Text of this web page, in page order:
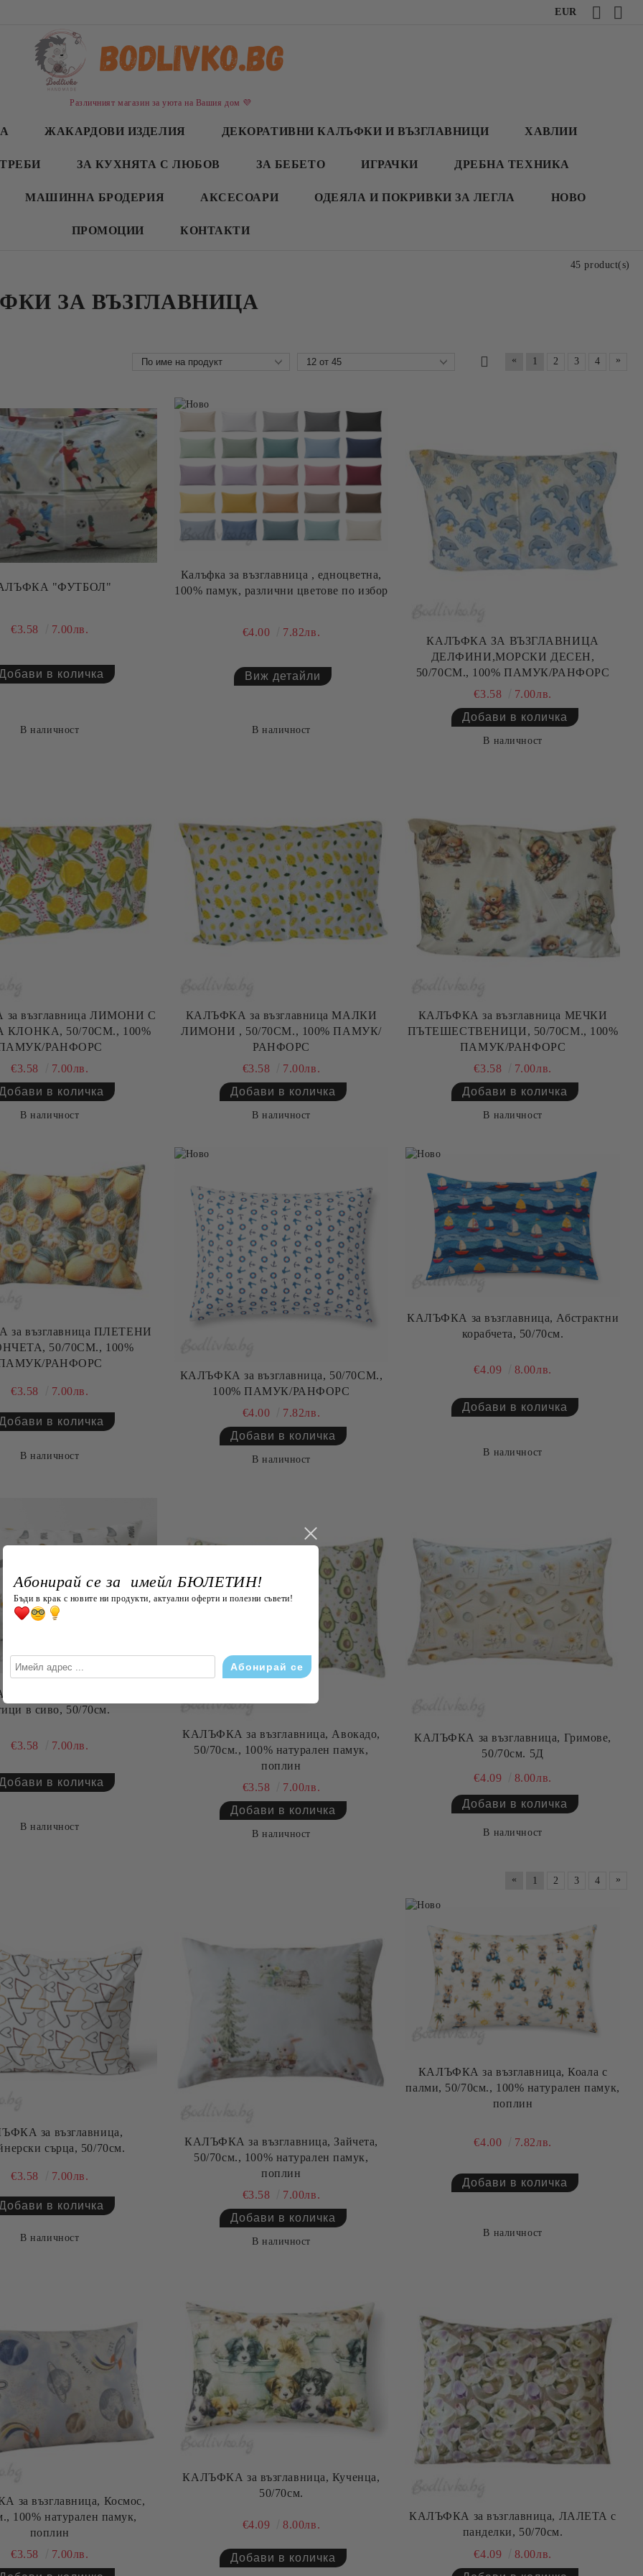
EUR
Различният магазин за уюта на Вашия дом 💜
ЖАКАРДОВИ ИЗДЕЛИЯ ДЕКОРАТИВНИ КАЛЪФКИ И ВЪЗГЛАВНИЦИ ХАВЛИИ
ЗА КУХНЯТА С ЛЮБОВ ЗА БЕБЕТО ИГРАЧКИ ДРЕБНА ТЕХНИКА
МАШИННА БРОДЕРИЯ АКСЕСОАРИ ОДЕЯЛА И ПОКРИВКИ ЗА ЛЕГЛА НОВО
ПРОМОЦИИ КОНТАКТИ
ЗА ВЪЗГЛАВНИЦА
45 product(s)
« 1 2 3 4 »
"ФУТБОЛ"
€3.58 7.00лв.
В наличност
Калъфка за възглавница , едноцветна,
100% памук, различни цветове по избор
€4.00 7.82лв.
Виж детайли
В наличност
КАЛЪФКА ЗА ВЪЗГЛАВНИЦА
ДЕЛФИНИ,МОРСКИ ДЕСЕН,
50/70СМ., 100% ПАМУК/РАНФОРС
€3.58
7.00лв.
В наличност
възглавница ЛИМОНИ С
50/70СМ., 100%
РАНФОРС
€3.58
7.00лв.
В наличност
КАЛЪФКА за възглавница МАЛКИ
ЛИМОНИ , 50/70СМ., 100% ПАМУК/
РАНФОРС
€3.58
7.00лв.
В наличност
КАЛЪФКА за възглавница МЕЧКИ
ПЪТЕШЕСТВЕНИЦИ, 50/70СМ., 100%
ПАМУК/РАНФОРС
€3.58
7.00лв.
В наличност
възглавница ПЛЕТЕНИ
70СМ., 100%
РАНФОРС
€3.58 7.00лв.
В наличност
КАЛЪФКА за възглавница, 50/70СМ.,
100% ПАМУК/РАНФОРС
€4.00
7.82лв.
В наличност
КАЛЪФКА за възглавница, Абстрактни
корабчета, 50/70см.
€4.09 8.00лв.
В наличност
възглавница, Абстрактни
в сиво, 50/70см.
€3.58 7.00лв.
В наличност
КАЛЪФКА за възглавница, Авокадо,
50/70см., 100% натурален памук,
поплин
€3.58
7.00лв.
В наличност
КАЛЪФКА за възглавница, Гримове,
50/70см. 5Д
€4.09 8.00лв.
В наличност
« 1 2 3 4 »
за възглавница,
сърца, 50/70см.
€3.58 7.00лв.
В наличност
КАЛЪФКА за възглавница, Зайчета,
50/70см., 100% натурален памук,
поплин
€3.58
7.00лв.
В наличност
КАЛЪФКА за възглавница, Коала с
палми, 50/70см., 100% натурален памук,
поплин
€4.00 7.82лв.
В наличност
за възглавница, Космос,
100% натурален памук,
поплин
€3.58
7.00лв.
КАЛЪФКА за възглавница, Кученца,
50/70см.
€4.09 8.00лв.
КАЛЪФКА за възглавница, ЛАЛЕТА с
панделки, 50/70см.
€4.09
8.00лв.
Абонирай се за имейл БЮЛЕТИН!
Бъди в крак с новите ни продукти, актуални оферти и полезни съвети!